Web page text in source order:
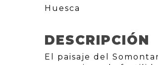
Huesca
DESCRIPCIÓN
El paisaje del